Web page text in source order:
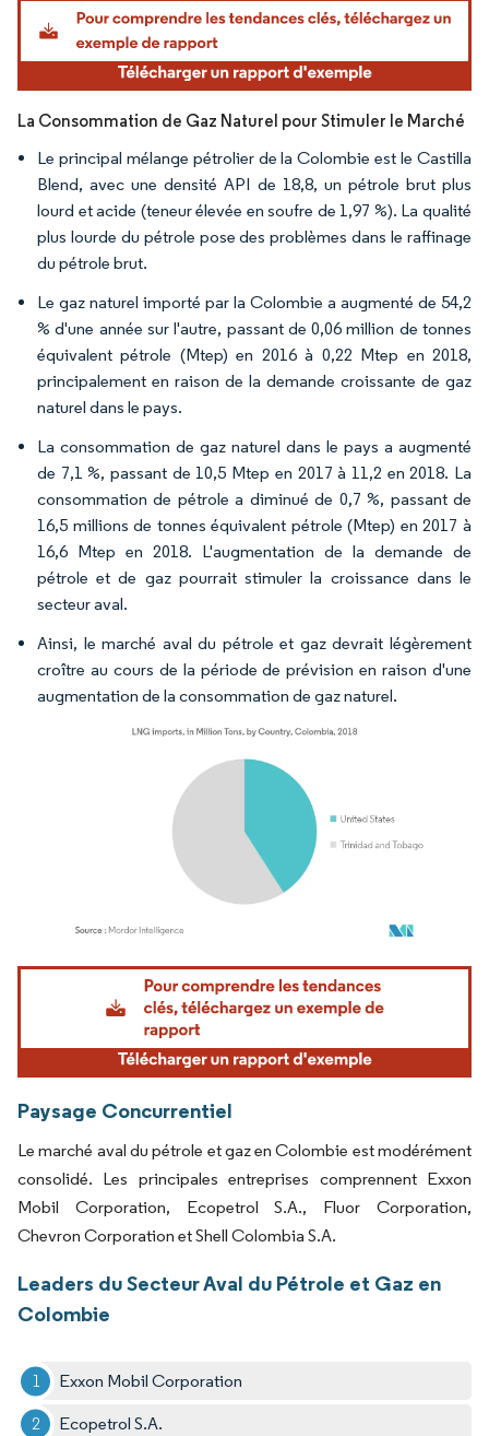
La Consommation de Gaz Naturel pour Stimuler le Marché
Le principal mélange pétrolier de la Colombie est le Castilla
Blend, avec une densité API de 18,8, un pétrole brut plus
lourd et acide (teneur élevée en soufre de 1,97 %). La qualité
plus lourde du pétrole pose des problèmes dans le raffinage
du pétrole brut.
Le gaz naturel importé par la Colombie a augmenté de 54,2
% d'une année sur l'autre, passant de 0,06 million de tonnes
équivalent pétrole (Mtep) en 2016 à 0,22 Mtep en 2018,
principalement en raison de la demande croissante de gaz
naturel dans le pays.
La consommation de gaz naturel dans le pays a augmenté
de 7,1 %, passant de 10,5 Mtep en 2017 à 11,2 en 2018. La
consommation de pétrole a diminué de 0,7 %, passant de
16,5 millions de tonnes équivalent pétrole (Mtep) en 2017 à
16,6 Mtep en 2018. L'augmentation de la demande de
pétrole et de gaz pourrait stimuler la croissance dans le
secteur aval.
Ainsi, le marché aval du pétrole et gaz devrait légèrement
croître au cours de la période de prévision en raison d'une
augmentation de la consommation de gaz naturel.
Image © Mordor Intelligence. La réutilisation nécessite une attribution sous CC BY
Paysage Concurrentiel
Le marché aval du pétrole et gaz en Colombie est modérément
consolidé. Les principales entreprises comprennent Exxon
Mobil Corporation, Ecopetrol S.A., Fluor Corporation,
Chevron Corporation et Shell Colombia S.A.
Leaders du Secteur Aval du Pétrole et Gaz en
Colombie
Exxon Mobil Corporation
Ecopetrol S.A.